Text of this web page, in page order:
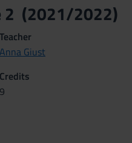
2 (2021/2022)
Teacher
Anna Giust
Credits
9